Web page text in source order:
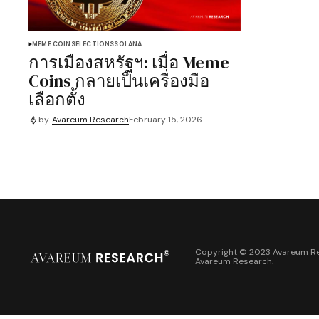
MEME COINSELECTIONSSOLANA
การเมืองสหรัฐฯ: เมื่อ Meme
Coins กลายเป็นเครื่องมือ
เลือกตั้ง
by Avareum ResearchFebruary 15, 2026
Copyright © 2023 Avareum
Avareum Research.